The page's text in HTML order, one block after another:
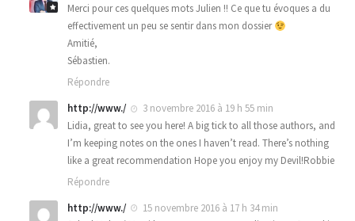
Merci pour ces quelques mots Julien !! Ce que tu évoques a du
effectivement un peu se sentir dans mon dossier
Amitié,
Sébastien.
Répondre
http://www./
3 novembre 2016 à 19 h 55 min
Lidia, great to see you here! A big tick to all those authors, and
I’m keeping notes on the ones I haven’t read. There’s nothing
like a great recommendation Hope you enjoy my Devil!Robbie
Répondre
http://www./
15 novembre 2016 à 17 h 34 min